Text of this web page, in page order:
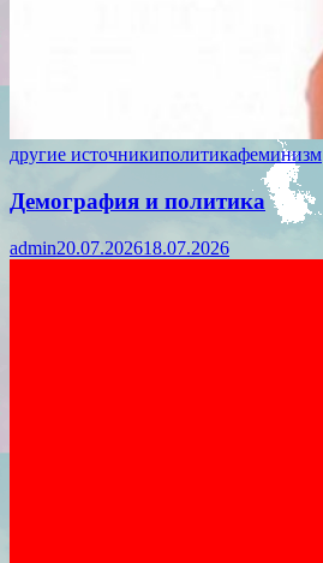
другие источникиполитикафеминизм
Демография и политика
admin20.07.202618.07.2026